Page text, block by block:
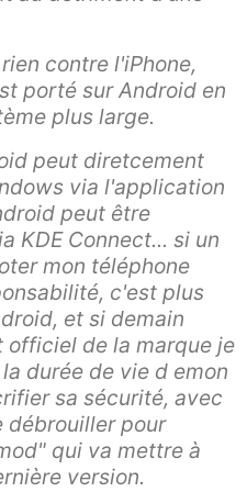
contre l'iPhone,
porté sur Android en
plus large.
peut diretcement
via l'application
peut être
KDE Connect... si un
mon téléphone
c'est plus
et si demain
officiel de la marque je
durée de vie d emon
sa sécurité, avec
débrouiller pour
qui va mettre à
version.